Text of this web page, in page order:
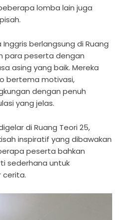
lomba lain juga
berlangsung di Ruang
para peserta dengan
asing yang baik. Mereka
bertema motivasi,
dengan penuh
yang jelas.
di Ruang Teori 25,
inspiratif yang dibawakan
peserta bahkan
sederhana untuk
cerita.